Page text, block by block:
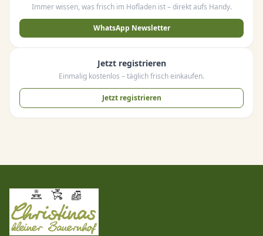
Immer wissen, was frisch im Hofladen ist – direkt aufs Handy.
WhatsApp Newsletter
Jetzt registrieren
Einmalig kostenlos – täglich frisch einkaufen.
Jetzt registrieren